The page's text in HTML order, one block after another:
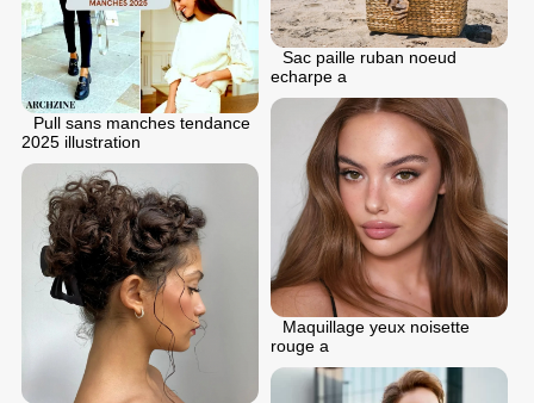
Sac paille ruban noeud
echarpe a
Pull sans manches tendance
2025 illustration
Maquillage yeux noisette
rouge a